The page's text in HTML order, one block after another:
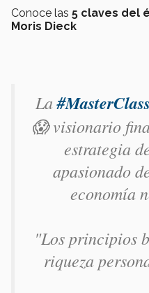
Conoce las 5 claves del
Moris Dieck
La
😱 visionario
estrategia
apasionado
economía
"Los principios
riqueza